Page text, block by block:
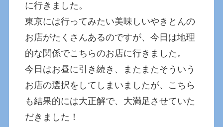
に行きました。
東京には行ってみたい美味しいやきとんの
お店がたくさんあるのですが、今日は地理
的な関係でこちらのお店に行きました。
今日はお昼に引き続き、またまたそういう
お店の選択をしてしまいましたが、こちら
も結果的には大正解で、大満足させていた
だきました！